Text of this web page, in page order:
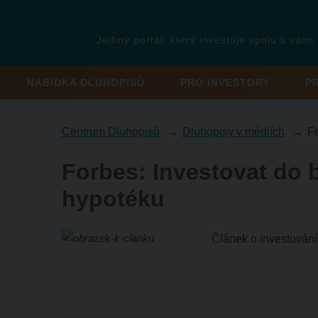
Jediný portál, který investuje spolu s vámi
NABÍDKA DLUHOPISŮ PRO INVESTORY
Centrum Dluhopisů Dluhopisy v médiích
Forbes: Investovat do
hypotéku
Článek o